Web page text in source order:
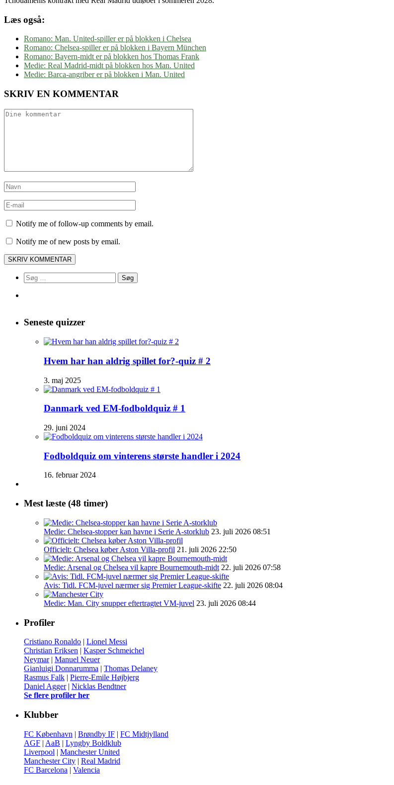
Læs også:
Romano: Man. United-spiller er på blokken i Chelsea
Romano: Chelsea-spiller er på blokken i Bayern München
Romano: Bayern-midt er på blokken hos Thomas Frank
Medie: Real Madrid-midt på blokken hos Man. United
Medie: Barca-angriber er på blokken i Man. United
SKRIV EN KOMMENTAR
Notify me of follow-up comments by email.
Notify me of new posts by email.
Søg
efter:
Seneste quizzer
Hvem har han aldrig spillet for?-quiz # 2
3. maj 2025
Danmark ved EM-fodboldquiz # 1
29. juni 2024
Fodboldquiz om vinterens største handler i 2024
16. februar 2024
Mest læste (48 timer)
Medie: Chelsea-stopper kan havne i Serie A-storklub 23. juli 2026 08:51
Officielt: Chelsea køber Aston Villa-profil 21. juli 2026 22:50
Medie: Arsenal og Chelsea vil kapre Bournemouth-midt 22. juli 2026 07:58
Avis: Tidl. FCM-juvel nærmer sig Premier League-skifte 22. juli 2026 08:04
Medie: Man. City snupper eftertragtet VM-juvel 23. juli 2026 08:44
Profiler
Cristiano Ronaldo | Lionel Messi
Christian Eriksen | Kasper Schmeichel
Neymar| Manuel Neuer
Gianluigi Donnarumma | Thomas Delaney
Rasmus Falk | Pierre-Emile Højbjerg
Daniel Agger| Nicklas Bendtner
Se flere profiler her
Klubber
FC København | Brøndby IF | FC Midtjylland
AGF | AaB | Lyngby Boldklub
Liverpool | Manchester United
Manchester City | Real Madrid
FC Barcelona | Valencia